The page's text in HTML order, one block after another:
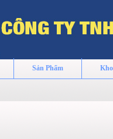
Sản Phẩm